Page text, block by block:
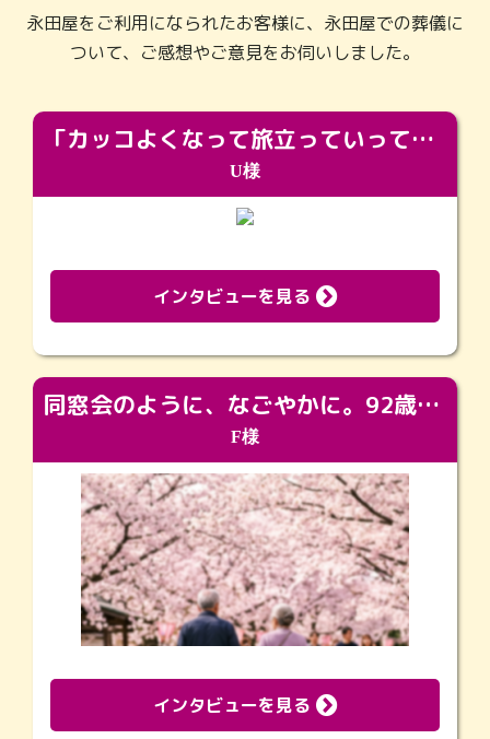
永田屋をご利用になられたお客様に、永田屋での葬儀に
ついて、ご感想やご意見をお伺いしました。
「カッコよくなって旅立っていってくれました（笑）もっとカッコいいって言ってあげればよかったな」
U様
インタビューを見る
同窓会のように、なごやかに。92歳の旅立ちを彩った、再会と感謝の場
F様
インタビューを見る